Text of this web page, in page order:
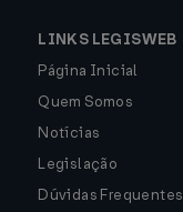
LINKS LEGISWEB
Página Inicial
Quem Somos
Notícias
Legislação
Dúvidas Frequentes